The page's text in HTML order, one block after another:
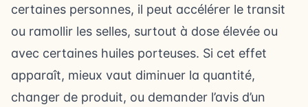
certaines personnes, il peut accélérer le transit
ou ramollir les selles, surtout à dose élevée ou
avec certaines huiles porteuses. Si cet effet
apparaît, mieux vaut diminuer la quantité,
changer de produit, ou demander l’avis d’un